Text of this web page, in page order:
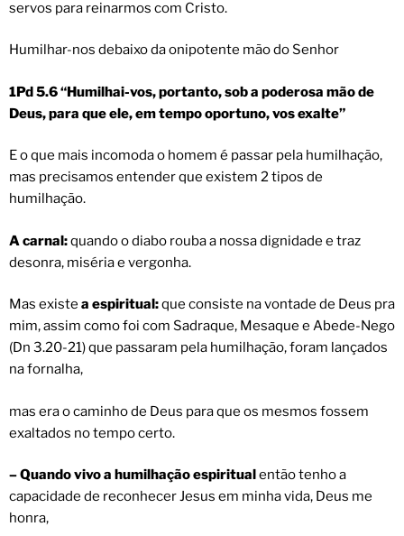
servos para reinarmos com Cristo.
Humilhar-nos debaixo da onipotente mão do Senhor
1Pd 5.6 “Humilhai-vos, portanto, sob a poderosa mão de
Deus, para que ele, em tempo oportuno, vos exalte”
E o que mais incomoda o homem é passar pela humilhação,
mas precisamos entender que existem 2 tipos de
humilhação.
A carnal:quando o diabo rouba a nossa dignidade e traz
desonra, miséria e vergonha.
Mas existe a espiritual:que consiste na vontade de Deus pra
mim, assim como foi com Sadraque, Mesaque e Abede-Nego
(Dn 3.20-21) que passaram pela humilhação, foram lançados
na fornalha,
mas era o caminho de Deus para que os mesmos fossem
exaltados no tempo certo.
– Quando vivo a humilhação espiritualentão tenho a
capacidade de reconhecer Jesus em minha vida, Deus me
honra,